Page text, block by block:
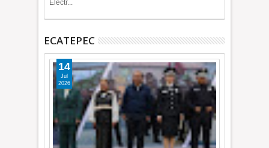
Electr...
ECATEPEC
14
Jul
2026